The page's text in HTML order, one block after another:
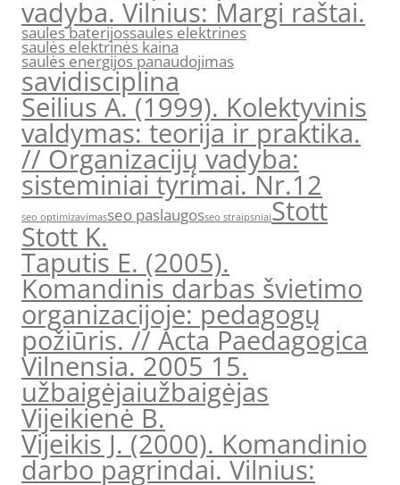
vadyba. Vilnius: Margi raštai.
saules baterijossaules elektrines
saulės elektrinės kaina
saulės energijos panaudojimas
savidisciplina
Seilius A. (1999). Kolektyvinis
valdymas: teorija ir praktika.
// Organizacijų vadyba:
sisteminiai tyrimai. Nr.12
seo optimizavimasseo paslaugosseo straipsniaiStott
Stott K.
Taputis E. (2005).
Komandinis darbas švietimo
organizacijoje: pedagogų
požiūris. // Acta Paedagogica
Vilnensia. 2005 15.
užbaigėjaiužbaigėjas
Vijeikienė B.
Vijeikis J. (2000). Komandinio
darbo pagrindai. Vilnius: